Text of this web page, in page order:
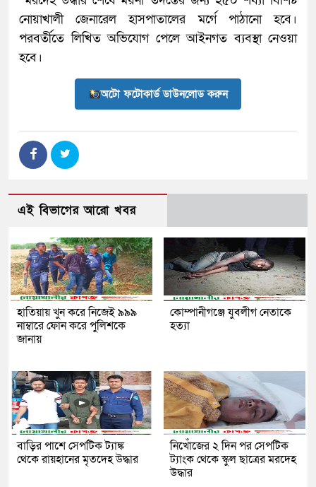
নোয়াখালী জেনারেল হাসপাতালের মর্গে পাঠানো হবে।
পরবর্তীতে লিখিত অভিযোগ পেলে আইনগত ব্যবস্থা নেওয়া
হবে।
অটো ফটোকার্ড ডাউনলোড করুন
এই বিভাগের আরো খবর
হাতিয়ায় খুন করে নিজেই ৯৯৯
নাম্বারে ফোন করে পুলিশকে
জানায়
কোম্পানীগঞ্জে যুবলীগ নেতাকে
হত্যা
বাড়ির পাশে সেপটিক ট্যাঙ্ক
থেকে রায়হানের মৃতদেহ উদ্ধার
নিখোঁজের ২ দিন পর সেপটিক
ট্যাংক থেকে স্কুল ছাত্রের মরদেহ
উদ্ধার